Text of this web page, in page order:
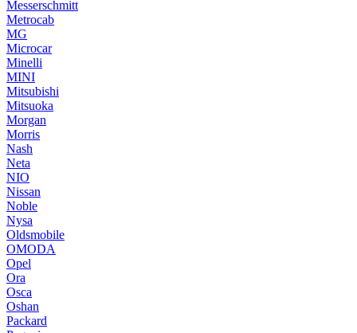
Messerschmitt
Metrocab
MG
Microcar
Minelli
MINI
Mitsubishi
Mitsuoka
Morgan
Morris
Nash
Neta
NIO
Nissan
Noble
Nysa
Oldsmobile
OMODA
Opel
Ora
Osca
Oshan
Packard